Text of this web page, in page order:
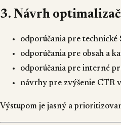
3. Návrh
odporúčania pre technické
odporúčania pre obsah a
odporúčania pre interné
návrhy pre zvýšenie CTR
Výstupom je jasný a